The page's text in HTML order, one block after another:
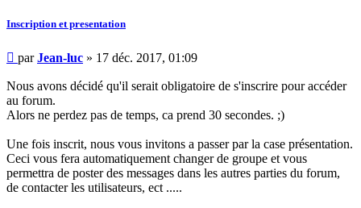
Inscription et presentation
Message
parJean-luc » 17 déc. 2017, 01:09
Nous avons décidé qu'il serait obligatoire de s'inscrire pour accéder
au forum.
Alors ne perdez pas de temps, ca prend 30 secondes. ;)
Une fois inscrit, nous vous invitons a passer par la case présentation.
Ceci vous fera automatiquement changer de groupe et vous
permettra de poster des messages dans les autres parties du forum,
de contacter les utilisateurs, ect .....